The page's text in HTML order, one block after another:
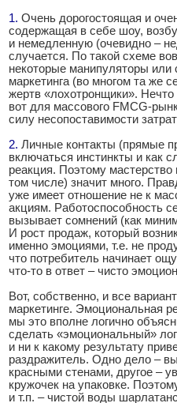
1. Очень дорогостоящая и
содержащая в себе шоу,
и немедленную (очевидно –
случается. По такой схеме
некоторые манипуляторы или
маркетинга (во многом та же
жертв «лохотронщики».
вот для массового FMCG-
силу несопоставимости
2. Личные контакты (прямые
включаться инстинкты и как
реакция. Поэтому
том числе) значит много.
уже имеет отношение не к
акциям. Работоспособность
вызывает сомнений (как
И рост продаж, который
именно эмоциями, т.е. не
что потребитель начинает
что-то в ответ – чисто
Вот, собственно, и все
маркетинге. Эмоциональная
мы это вполне логично
сделать «эмоциональный»
и ни к какому результату
раздражитель. Одно дело –
красными стенами, другое –
кружочек на упаковке.
и т.п. – чистой воды